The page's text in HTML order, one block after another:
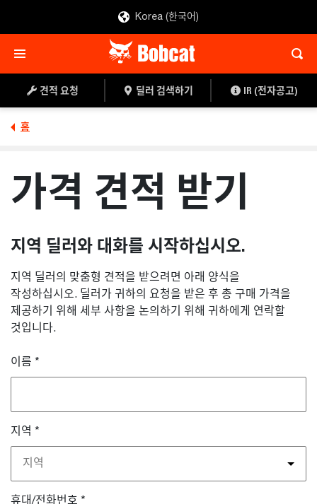
Korea (한국어)
견적 요청 딜러 검색하기 IR (전자공고)
홈
가격 견적 받기
지역 딜러와 대화를 시작하십시오.
지역 딜러의 맞춤형 견적을 받으려면 아래 양식을
작성하십시오. 딜러가 귀하의 요청을 받은 후 총 구매 가격을
제공하기 위해 세부 사항을 논의하기 위해 귀하에게 연락할
것입니다.
이름 *
지역 *
지역
휴대/전화번호 *